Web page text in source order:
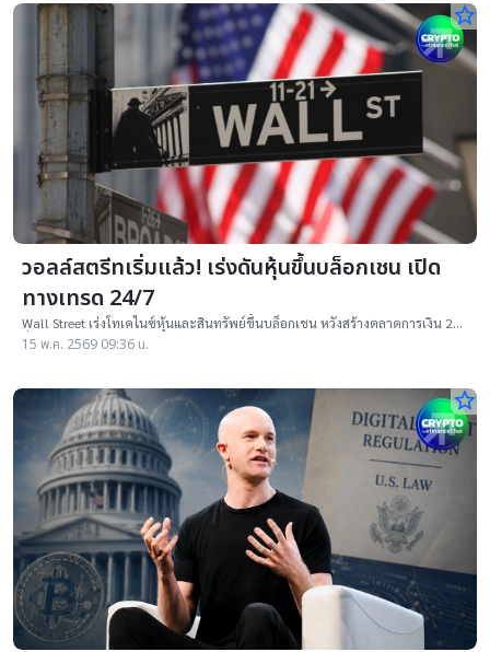
star_border
วอลล์สตรีทเริ่มแล้ว! เร่งดันหุ้นขึ้นบล็อกเชน เปิด
ทางเทรด 24/7
Wall Street เร่งโทเคไนซ์หุ้นและสินทรัพย์ขึ้นบล็อกเชน หวังสร้างตลาดการเงิน 24
ชั่วโมง พร้อมลดต้นทุนและเพิ่มประสิทธิภาพการชำระราคา
15 พ.ค. 2569 09:36 น.
star_border